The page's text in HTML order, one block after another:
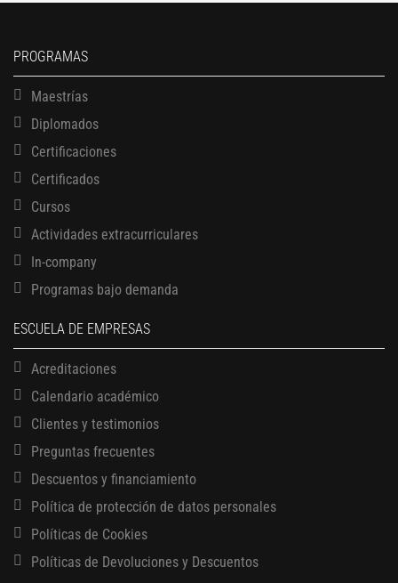
PROGRAMAS
Maestrías
Diplomados
Certificaciones
Certificados
Cursos
Actividades extracurriculares
In-company
Programas bajo demanda
ESCUELA DE EMPRESAS
Acreditaciones
Calendario académico
Clientes y testimonios
Preguntas frecuentes
Descuentos y financiamiento
Política de protección de datos personales
Políticas de Cookies
Políticas de Devoluciones y Descuentos
13 AGOSTO, 2026
Finanzas para no financieros